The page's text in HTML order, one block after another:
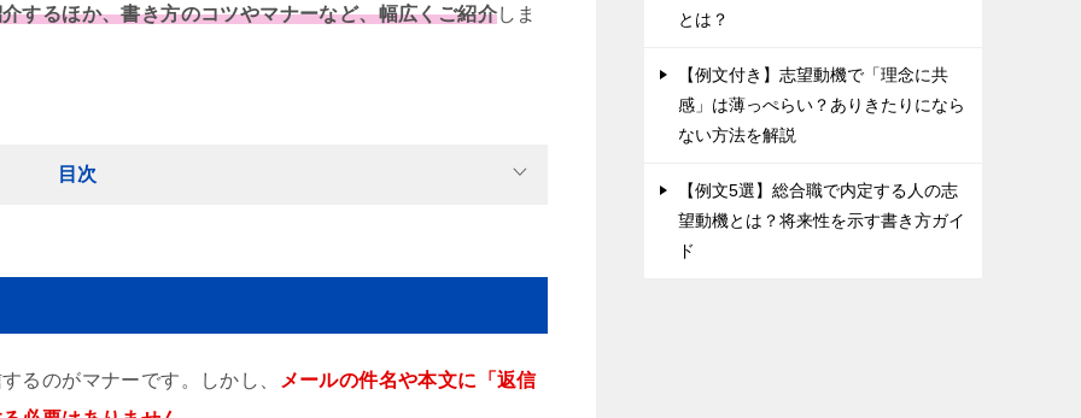
するほか、書き方のコツやマナーなど、幅広くご紹介しま
目次
るのがマナーです。しかし、 メールの件名や本文に「返信
とは？
【例文付き】志望動機で「理念に共
感」は薄っぺらい？ありきたりになら
ない方法を解説
【例文5選】総合職で内定する人の志
望動機とは？将来性を示す書き方ガイ
ド